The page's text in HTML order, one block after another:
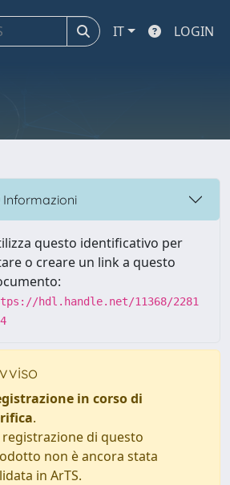
IT LOGIN
Informazioni
questo identificativo per
o creare un link a questo
hdl.handle.net/11368/2281
in corso di
.
registrazione di questo
non è ancora stata
in ArTS.